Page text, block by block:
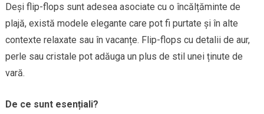
Deși flip-flops sunt adesea asociate cu o încălțăminte de
plajă, există modele elegante care pot fi purtate și în alte
contexte relaxate sau în vacanțe. Flip-flops cu detalii de aur,
perle sau cristale pot adăuga un plus de stil unei ținute de
vară.
De ce sunt esențiali?